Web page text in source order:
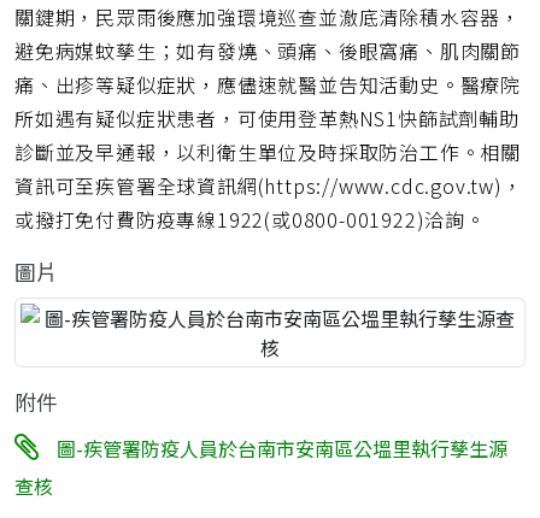
關鍵期，民眾雨後應加強環境巡查並澈底清除積水容器，
避免病媒蚊孳生；如有發燒、頭痛、後眼窩痛、肌肉關節
痛、出疹等疑似症狀，應儘速就醫並告知活動史。醫療院
所如遇有疑似症狀患者，可使用登革熱NS1快篩試劑輔助
診斷並及早通報，以利衛生單位及時採取防治工作。相關
資訊可至疾管署全球資訊網(https://www.cdc.gov.tw)，
或撥打免付費防疫專線1922(或0800-001922)洽詢。
圖片
附件
圖-疾管署防疫人員於台南市安南區公塭里執行孳生源
查核